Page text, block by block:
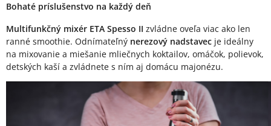
Bohaté príslušenstvo na každý deň
Multifunkčný mixér ETA Spesso II zvládne oveľa viac ako len
ranné smoothie. Odnímateľný nerezový nadstavec je ideálny
na mixovanie a miešanie mliečnych koktailov, omáčok, polievok,
detských kaší a zvládnete s ním aj domácu majonézu.